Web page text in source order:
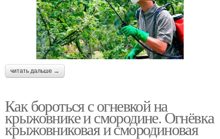
читать дальше →
Как бороться с огневкой на
крыжовнике и смородине. Огнёвка
крыжовниковая и смородиновая